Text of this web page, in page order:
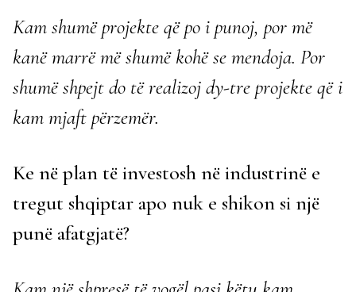
Kam shumë projekte që po i punoj, por më
kanë marrë më shumë kohë se mendoja. Por
shumë shpejt do të realizoj dy-tre projekte që i
kam mjaft përzemër.
Ke në plan të investosh në industrinë e
tregut shqiptar apo nuk e shikon si një
punë afatgjatë?